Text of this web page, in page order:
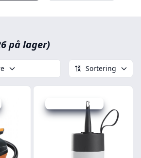
på lager)
Sortering
Udsalg - spar 61 %